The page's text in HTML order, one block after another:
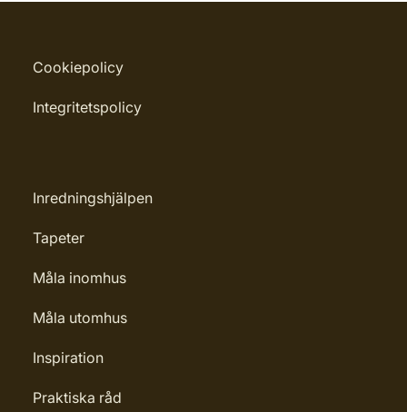
Cookiepolicy
Integritetspolicy
Inredningshjälpen
Tapeter
Måla inomhus
Måla utomhus
Inspiration
Praktiska råd